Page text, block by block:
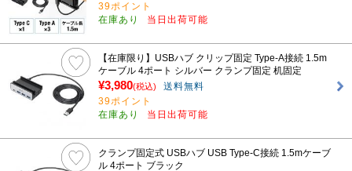
39ポイント
在庫あり
当日出荷可能
【在庫限り】USBハブ クリップ固定 Type-A接続 1.5m
ケーブル 4ポート シルバー クランプ固定 机固定
¥3,980(税込)
送料無料
39ポイント
在庫あり
当日出荷可能
クランプ固定式 USBハブ USB Type-C接続 1.5mケーブ
ル 4ポート ブラック